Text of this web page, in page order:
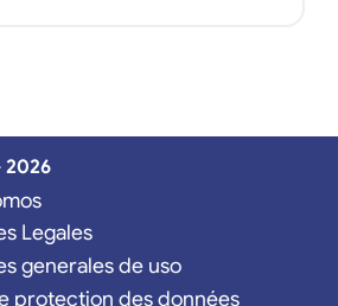
2026
Legales
generales de uso
protection des données